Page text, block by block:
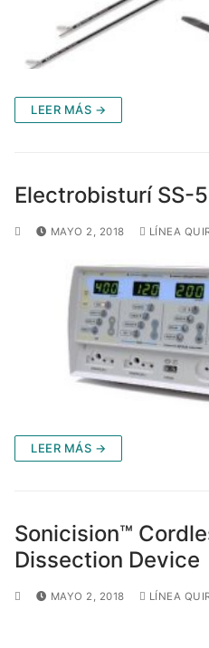
LEER MÁS →
Electrobisturí SS-
MAYO 2, 2018 LÍNEA
LEER MÁS →
Sonicision™
Dissection Device
MAYO 2, 2018 LÍNEA